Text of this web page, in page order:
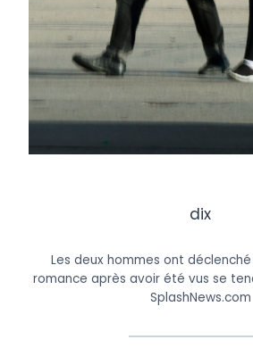
dix
Les deux hommes ont
romance après avoir été vus se
SplashNews.com